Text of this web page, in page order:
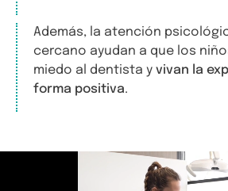
Además, la atención
cercano ayudan a que los
miedo al dentista y vivan la
forma positiva.